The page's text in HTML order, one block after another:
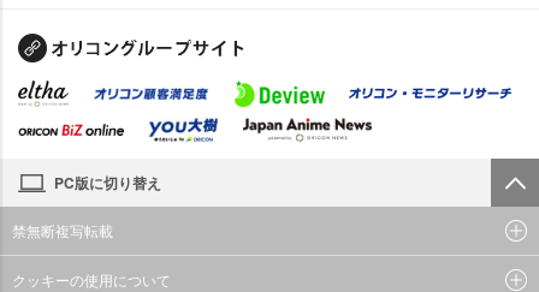
PC版に切り替え
禁無断複写転載
クッキーの使用について